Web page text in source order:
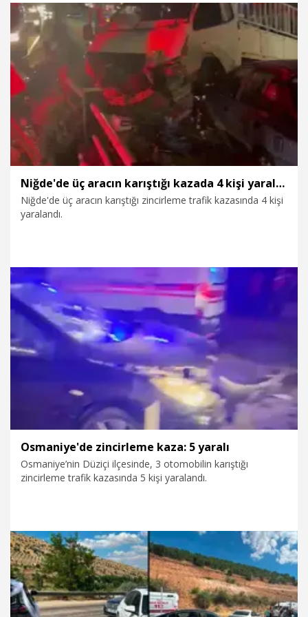
olarak aranan baba Uğur Şimşek'e ait olduğu kesinleşti.
Uğur Şimşek'in eşi ve öldürülen çocukların annesi Ayşegül
Şimşek, "Sorumluluğu olan herkesten, şikayetçiyim" dedi.
30.07.2026 Gündem
Niğde'de üç aracın karıştığı kazada 4 kişi yaralandı
Niğde'de üç aracın karıştığı zincirleme trafik kazasında 4 kişi
yaralandı.
29.07.2026 Gündem
Osmaniye'de zincirleme kaza: 5 yaralı
Osmaniye’nin Düziçi ilçesinde, 3 otomobilin karıştığı
zincirleme trafik kazasında 5 kişi yaralandı.
28.07.2026 Gündem